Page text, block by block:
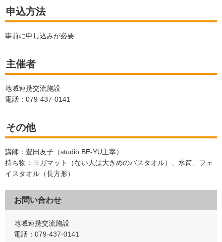
申込方法
事前に申し込みが必要
主催者
地域連携交流施設
電話：079-437-0141
その他
講師：豊田友子（studio BE-YU主宰）
持ち物：ヨガマット（ない人は大きめのバスタオル）、水筒、フェ
イスタオル（長方形）
お問い合わせ
地域連携交流施設
電話：079-437-0141